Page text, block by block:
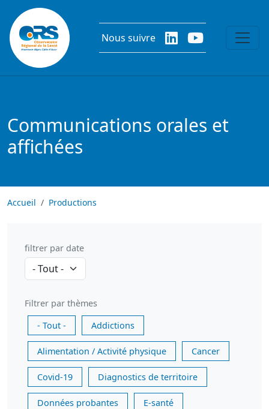
Aller au contenu principal
Nous suivre
Communications orales et
affichées
Accueil Productions
filtrer par date
Filtrer par thèmes
- Tout -
Addictions
Alimentation / Activité physique Cancer
Covid-19 Diagnostics de territoire
Données probantes E-santé